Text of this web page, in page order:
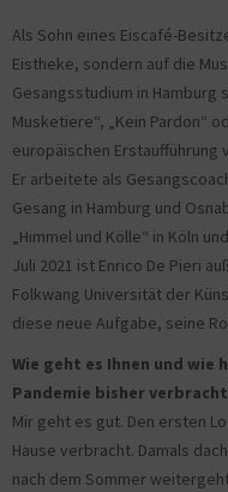
Als Sohn eines Eiscafé-
Eistheke, sondern auf die
Gesangsstudium in Hamburg
Musketiere“, „Kein Pardon“
europäischen Erstaufführung
Er arbeitete als
Gesang in Hamburg und
„Himmel und Kölle“ in Köln
Juli 2021 ist Enrico De Pieri
Folkwang Universität der
diese neue Aufgabe, seine
Wie geht es Ihnen und wie
Pandemie bisher
Mir geht es gut. Den ersten
Hause verbracht. Damals
nach dem Sommer